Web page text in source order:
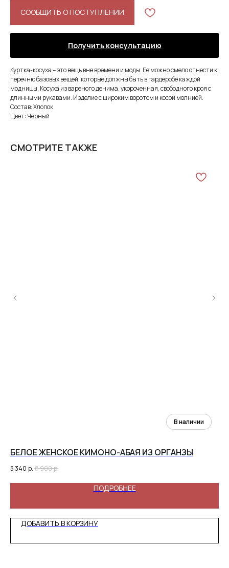
СООБЩИТЬ О ПОСТУПЛЕНИИ
Получить консультацию
Куртка-косуха – это вещь вне времени и моды. Ее можно смело отнести к
перечню базовых вещей, которые должны быть в гардеробе каждой
модницы. Косуха из вареного денима, укороченная, свободного кроя с
длинными рукавами. Изделие с широким воротом и косой молнией.
Состав: Хлопок
Цвет: Черный
СМОТРИТЕ ТАКЖЕ
БЕЛОЕ ЖЕНСКОЕ КИМОНО-АБАЯ ИЗ ОРГАНЗЫ
5 340 р. 8 900р.
ПОДРОБНЕЕ
ДОБАВИТЬ В КОРЗИНУ